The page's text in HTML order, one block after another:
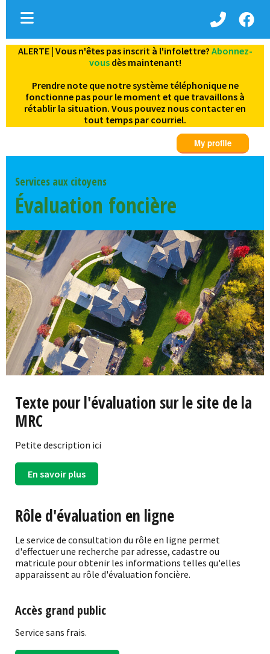
(Vie municipale )
(Decouvrez Denholm )
ALERTE | Vous n'êtes pas inscrit à l'infolettre? Abonnez-
vousdès maintenant!
Prendre note que notre système téléphonique ne
fonctionne pas pour le moment et que travaillons à
rétablir la situation. Vous pouvez nous contacter en
tout temps par courriel.
Services aux citoyens
Évaluation foncière
Texte pour l'évaluation sur le site de la
MRC
Petite description ici
En savoir plus
Rôle d'évaluation en ligne
Le service de consultation du rôle en ligne permet
d'effectuer une recherche par adresse, cadastre ou
matricule pour obtenir les informations telles qu'elles
apparaissent au rôle d'évaluation foncière.
Accès grand public
Service sans frais.